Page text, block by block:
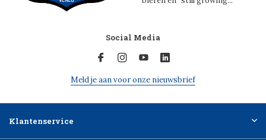
Social Media
Meld je aan voor onze nieuwsbrief
Klantenservice